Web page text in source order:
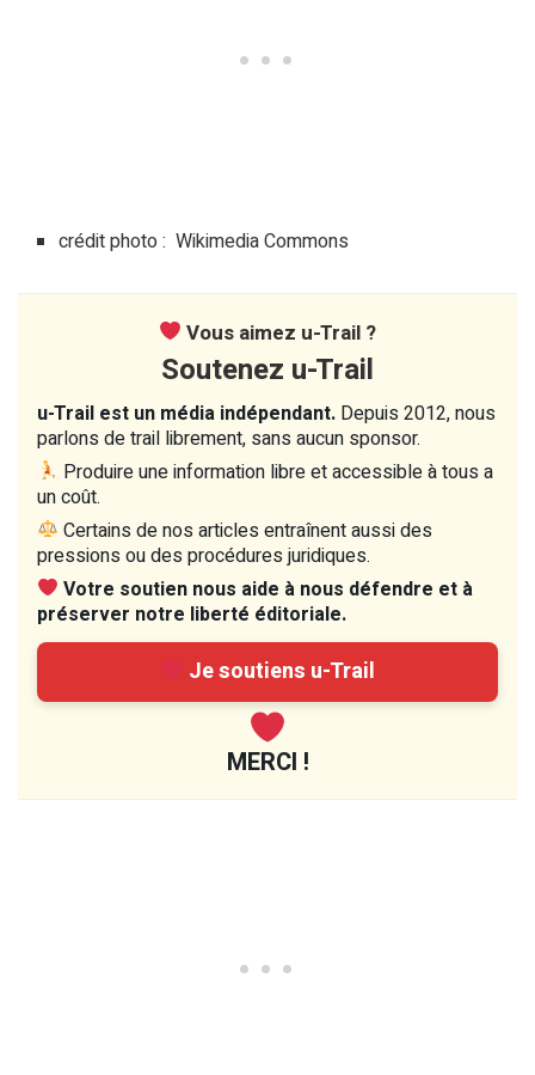
crédit photo : Wikimedia Commons
Vous aimez u-Trail ?
Soutenez u-Trail
u-Trail est un média indépendant. Depuis 2012, nous
parlons de trail librement, sans aucun sponsor.
Produire une information libre et accessible à tous a
un coût.
Certains de nos articles entraînent aussi des
pressions ou des procédures juridiques.
Votre soutien nous aide à nous défendre et à
préserver notre liberté éditoriale.
Je soutiens u-Trail
MERCI !